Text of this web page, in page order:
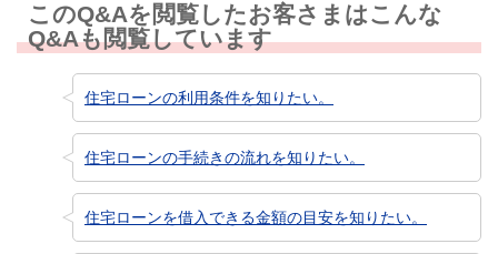
このQ&Aを閲覧したお客さまはこんな
Q&Aも閲覧しています
住宅ローンの利用条件を知りたい。
住宅ローンの手続きの流れを知りたい。
住宅ローンを借入できる金額の目安を知りたい。